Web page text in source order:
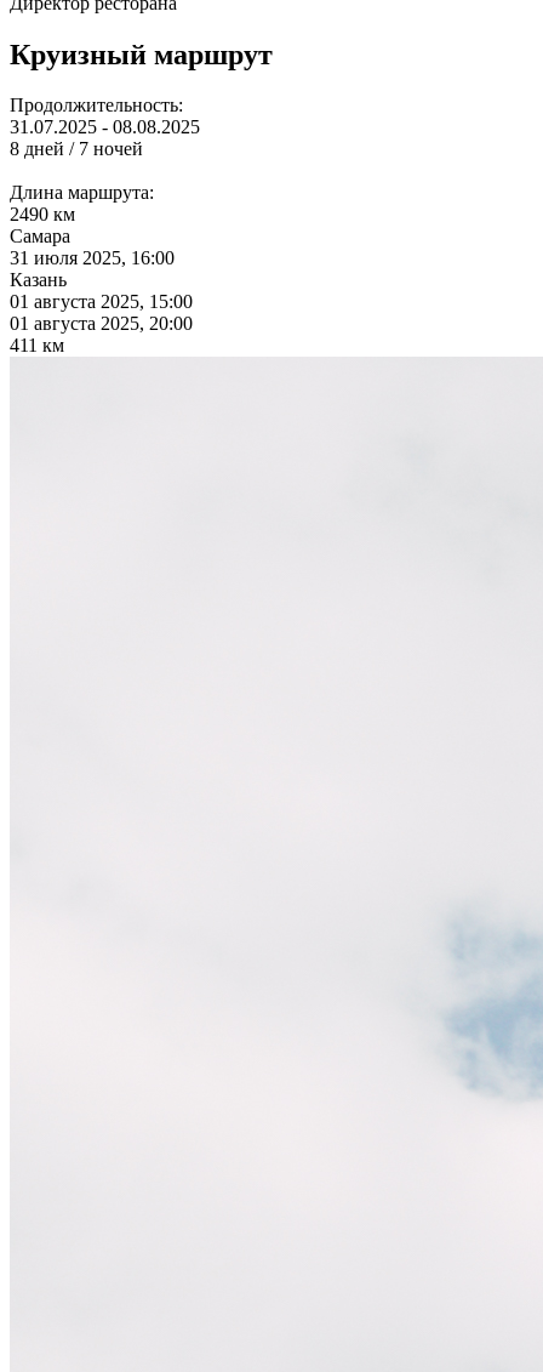
Круизный маршрут
Продолжительность:
31.07.2025 - 08.08.2025
8 дней / 7 ночей
Длина маршрута:
2490 км
Самара
31 июля 2025, 16:00
Казань
01 августа 2025, 15:00
01 августа 2025, 20:00
411 км